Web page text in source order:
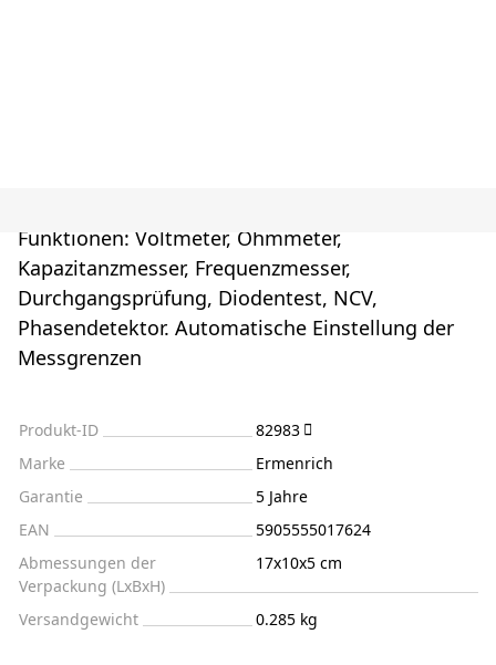
Funktionen: Voltmeter, Ohmmeter,
Kapazitanzmesser, Frequenzmesser,
Durchgangsprüfung, Diodentest, NCV,
Phasendetektor. Automatische Einstellung der
Messgrenzen
Produkt-ID
82983
Marke
Ermenrich
Garantie
5 Jahre
EAN
5905555017624
Abmessungen der
Verpackung (LxBxH)
17x10x5 cm
Versandgewicht 0.285 kg